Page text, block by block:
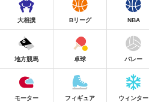
大相撲 Bリーグ NBA
地方競馬 卓球 バレー
モーター フィギュア ウィンター